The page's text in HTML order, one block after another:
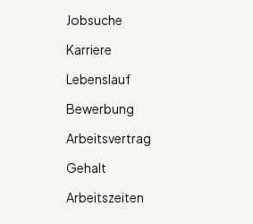
Jobsuche
Karriere
Lebenslauf
Bewerbung
Arbeitsvertrag
Gehalt
Arbeitszeiten